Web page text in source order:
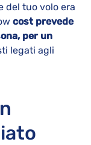
del tuo volo era
cost prevede
per un
legati agli